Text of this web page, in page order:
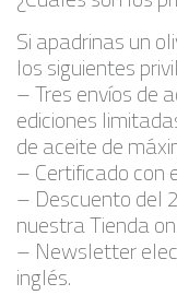
Si apadrinas un
los siguientes
– Tres envíos de
ediciones
de aceite de
– Certificado con
– Descuento del
nuestra Tienda
– Newsletter
inglés.